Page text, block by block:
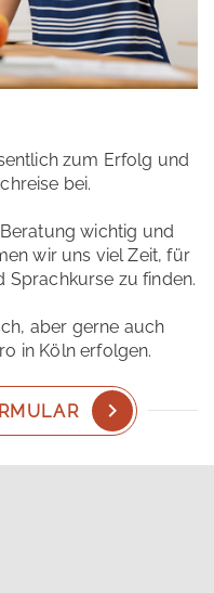
zum Erfolg und
bei.
wichtig und
wir uns viel Zeit, für
Sprachkurse zu finden.
aber gerne auch
in Köln erfolgen.